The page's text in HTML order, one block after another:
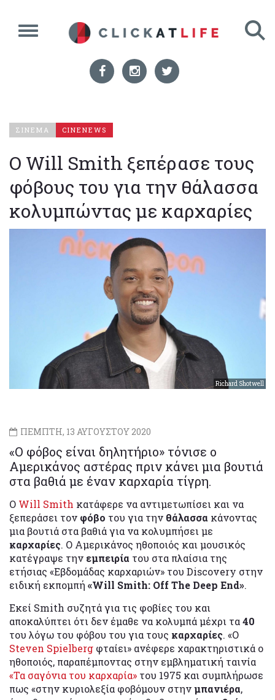
ΣΙΝΕΜΑ CINENEWS
Ο Will Smith ξεπέρασε τους
φόβους του για την θάλασσα
κολυμπώντας με καρχαρίες
Richard Shotwell
ΠΕΜΠΤΗ, 13 ΑΥΓΟΥΣΤΟΥ 2020
«Ο φόβος είναι δηλητήριο» τόνισε ο
Αμερικάνος αστέρας πριν κάνει μια βουτιά
στα βαθιά με έναν καρχαρία τίγρη.
Ο Will Smith κατάφερε να αντιμετωπίσει και να
ξεπεράσει τον φόβο του για την θάλασσα κάνοντας
μια βουτιά στα βαθιά για να κολυμπήσει με
καρχαρίες. Ο Αμερικάνος ηθοποιός και μουσικός
κατέγραψε την εμπειρία του στα πλαίσια της
ετήσιας «Εβδομάδας καρχαριών» του Discovery στην
ειδική εκπομπή «Will Smith: Off The Deep End».
Εκεί Smith συζητά για τις φοβίες του και
αποκαλύπτει ότι δεν έμαθε να κολυμπά μέχρι τα40
του λόγω του φόβου του για τους καρχαρίες. «Ο
Steven Spielberg φταίει» ανέφερε χαρακτηριστικά ο
ηθοποιός, παραπέμποντας στην εμβληματική ταινία
«Τα σαγόνια του καρχαρία» του 1975 και συμπλήρωσε
πως «στην κυριολεξία φοβόμουν στηνμπανιέρα,